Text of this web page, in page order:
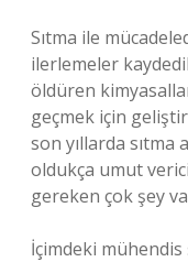
Sıtma ile
ilerlemeler
öldüren
geçmek için
son yıllarda sıtma
oldukça umut
gereken çok şey
İçimdeki